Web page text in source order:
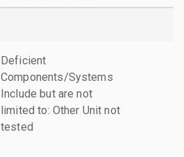
Deficient
Components/Systems
Include but are not
limited to: Other Unit not
tested